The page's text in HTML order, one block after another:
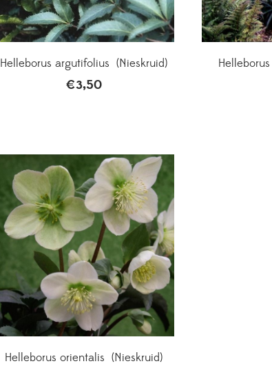
Helleborus argutifolius (Nieskruid)
€3,50
Helleborus orientalis (Nieskruid)